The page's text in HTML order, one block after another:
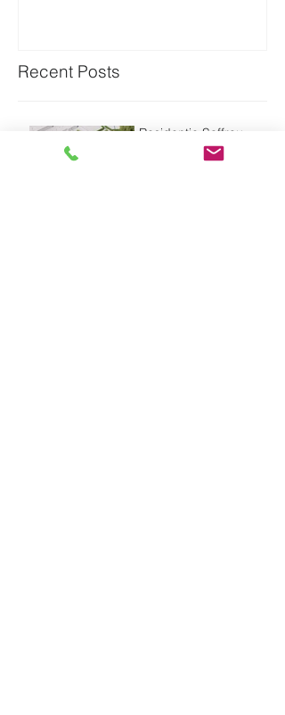
Recent Posts
Residentie Saffrou